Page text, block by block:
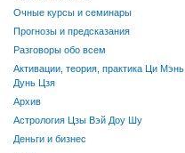
Очные курсы и семинары
Прогнозы и предсказания
Разговоры обо всем
Активации, теория, практика Ци Мэнь
Дунь Цзя
Архив
Астрология Цзы Вэй Доу Шу
Деньги и бизнес